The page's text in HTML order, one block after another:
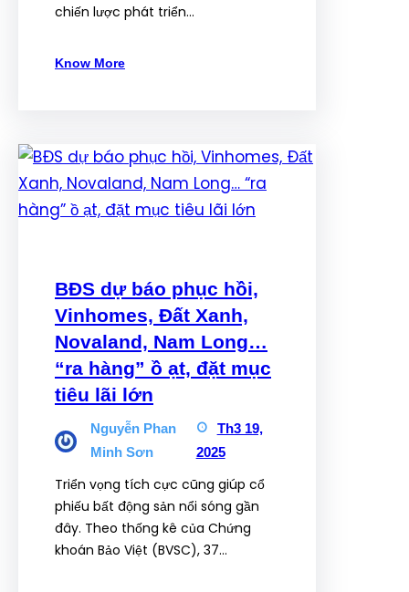
chiến lược phát triển…
Know More
BĐS dự báo phục hồi,
Vinhomes, Đất Xanh,
Novaland, Nam Long…
“ra hàng” ồ ạt, đặt mục
tiêu lãi lớn
Nguyễn Phan
Minh Sơn
Th3 19,
2025
Triển vọng tích cực cũng giúp cổ
phiếu bất động sản nổi sóng gần
đây. Theo thống kê của Chứng
khoán Bảo Việt (BVSC), 37…